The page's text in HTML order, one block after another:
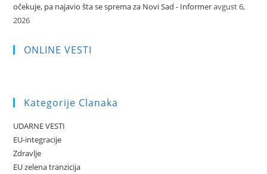
očekuje, pa najavio šta se sprema za Novi Sad - Informeravgust 6,
2026
ONLINE VESTI
Kategorije Clanaka
UDARNE VESTI
EU-integracije
Zdravlje
EU zelena tranzicija